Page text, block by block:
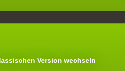
Version wechseln